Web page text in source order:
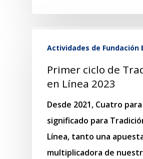
Actividades de Fundación
Primer ciclo de
en Línea 2023
Desde 2021, Cuatro
significado para
Línea, tanto una
multiplicadora de